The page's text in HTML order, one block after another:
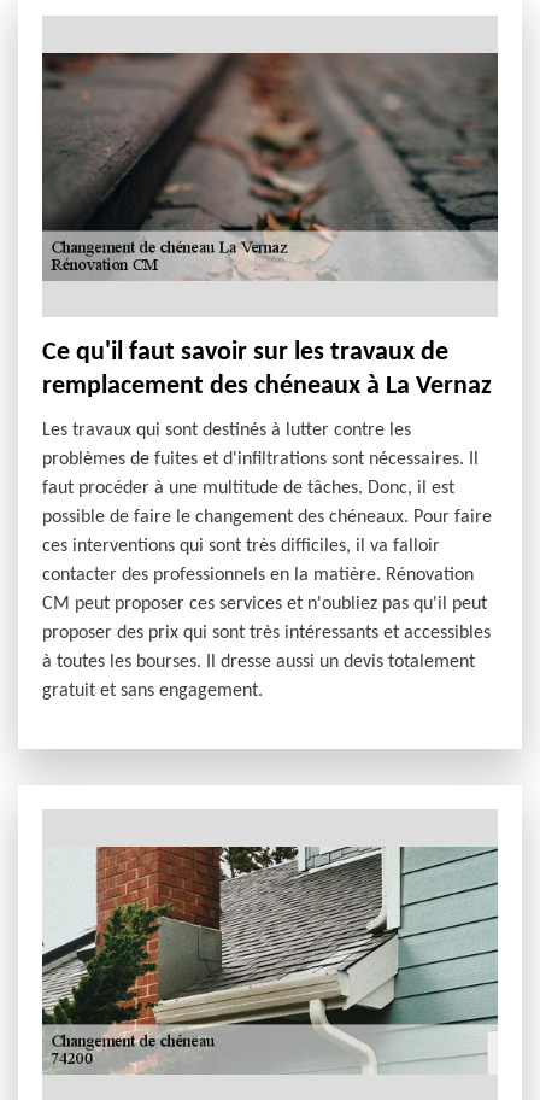
Ce qu'il faut savoir sur les travaux de
remplacement des chéneaux à La Vernaz
Les travaux qui sont destinés à lutter contre les
problèmes de fuites et d'infiltrations sont nécessaires. Il
faut procéder à une multitude de tâches. Donc, il est
possible de faire le changement des chéneaux. Pour faire
ces interventions qui sont très difficiles, il va falloir
contacter des professionnels en la matière. Rénovation
CM peut proposer ces services et n'oubliez pas qu'il peut
proposer des prix qui sont très intéressants et accessibles
à toutes les bourses. Il dresse aussi un devis totalement
gratuit et sans engagement.